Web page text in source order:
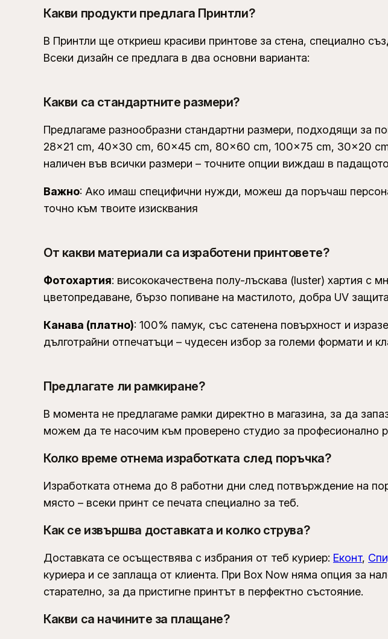
Какви продукти предлага Принтли?
В Принтли ще откриеш красиви принтове за стена, специално
Всеки дизайн се предлага в два основни варианта:
Какви са стандартните размери?
Предлагаме разнообразни стандартни размери, подходящи за
28×21 cm, 40×30 cm, 60×45 cm, 80×60 cm, 100×75 cm, 30×20
наличен във всички размери – точните опции виждаш в
Важно: Ако имаш специфични нужди, можеш да поръчаш
точно към твоите изисквания
От какви материали са изработени принтовете?
Фотохартия: висококачествена полу-лъскава (luster) хартия с
цветопредаване, бързо попиване на мастилото, добра UV
Канава (платно): 100% памук, със сатенена повърхност и
дълготрайни отпечатъци – чудесен избор за големи формати и
Предлагате ли рамкиране?
В момента не предлагаме рамки директно в магазина, за да
можем да те насочим към проверено студио за професионално
Колко време отнема изработката след поръчка?
Изработката отнема до 8 работни дни след потвърждение на
място – всеки принт се печата специално за теб.
Как се извършва доставката и колко струва?
Доставката се осъществява с избрания от теб куриер: Еконт,
куриера и се заплаща от клиента. При Box Now няма опция за
старателно, за да пристигне принтът в перфектно състояние.
Какви са начините за плащане?